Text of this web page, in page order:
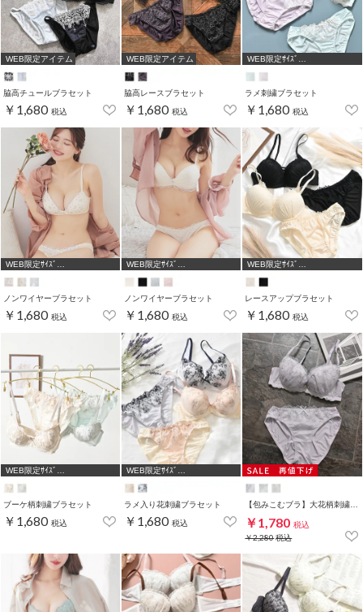
WEB限定アイテム
脇高チュールブラセット
￥1,680 税込
WEB限定アイテム
脇高レースブラセット
￥1,680 税込
WEB限定ｻｲｽﾞ
ラメ刺繍ブラセット
￥1,680 税込
WEB限定ｻｲｽﾞ
ノンワイヤーブラセット
￥1,680 税込
WEB限定ｻｲｽﾞ
ノンワイヤーブラセット
￥1,680 税込
WEB限定ｻｲｽﾞ
レースアップブラセット
￥1,680 税込
WEB限定ｻｲｽﾞ
ブーケ柄刺繍ブラセット
￥1,680 税込
WEB限定ｻｲｽﾞ
ラメ入り花刺繍ブラセット
￥1,680 税込 ￥1,780 税込
￥2,280税込